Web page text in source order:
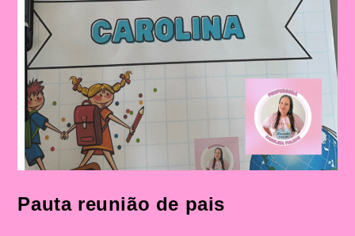
Pauta reunião de pais